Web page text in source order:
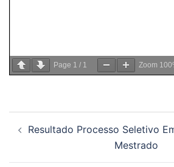
Page 1 / 1 Zoom
Resultado Processo Seletivo
Mestrado